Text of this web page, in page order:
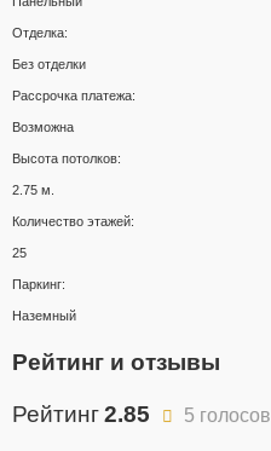
Отделка:
Без отделки
Рассрочка платежа:
Возможна
Высота потолков:
2.75 м.
Количество этажей:
25
Паркинг:
Наземный
Рейтинг и отзывы
Рейтинг2.85 5 голосов